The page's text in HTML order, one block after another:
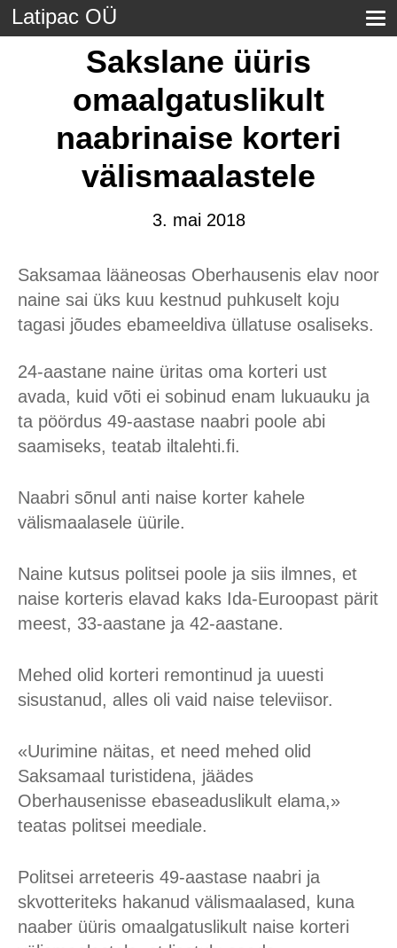
Latipac OÜ
Sakslane üüris
omaalgatuslikult
naabrinaise korteri
välismaalastele
3. mai 2018
Saksamaa lääneosas Oberhausenis elav noor
naine sai üks kuu kestnud puhkuselt koju
tagasi jõudes ebameeldiva üllatuse osaliseks.
24-aastane naine üritas oma korteri ust
avada, kuid võti ei sobinud enam lukuauku ja
ta pöördus 49-aastase naabri poole abi
saamiseks, teatab iltalehti.fi.
Naabri sõnul anti naise korter kahele
välismaalasele üürile.
Naine kutsus politsei poole ja siis ilmnes, et
naise korteris elavad kaks Ida-Euroopast pärit
meest, 33-aastane ja 42-aastane.
Mehed olid korteri remontinud ja uuesti
sisustanud, alles oli vaid naise televiisor.
«Uurimine näitas, et need mehed olid
Saksamaal turistidena, jäädes
Oberhausenisse ebaseaduslikult elama,»
teatas politsei meediale.
Politsei arreteeris 49-aastase naabri ja
skvotteriteks hakanud välismaalased, kuna
naaber üüris omaalgatuslikult naise korteri